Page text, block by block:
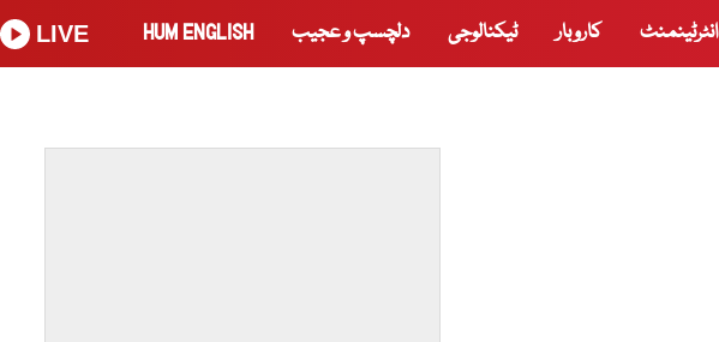
انٹرٹینمنٹ کاروبار ٹیکنالوجی دلچسپ و عجیب HUM ENGLISH
LIVE